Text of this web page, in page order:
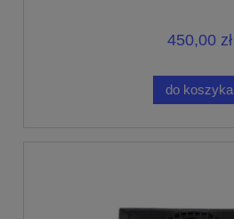
450,00 zł
do koszyka